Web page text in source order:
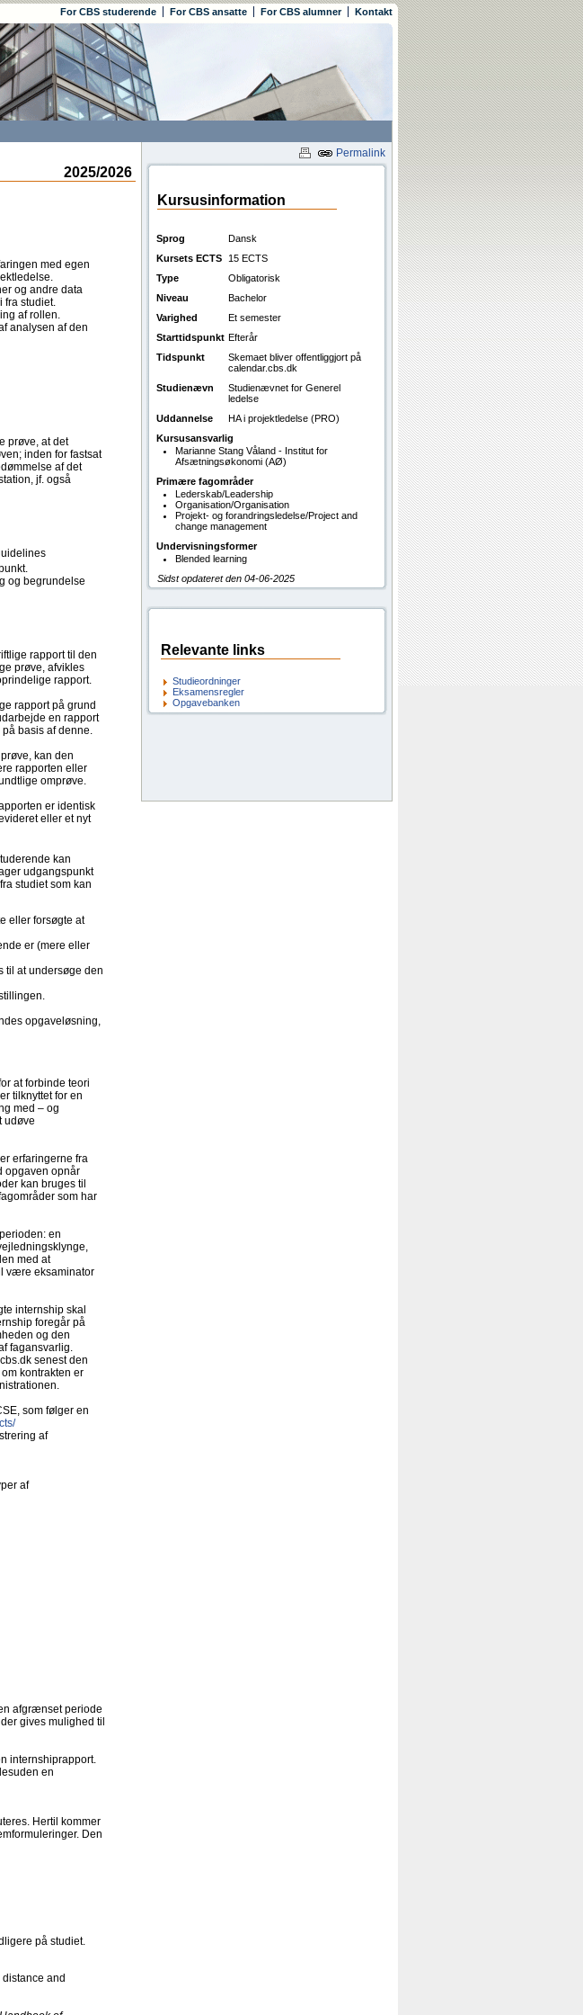
For CBS studerende For CBS ansatte For CBS alumner Kontakt
Permalink
2025/2026
med egen
og andre data
fra studiet.
af rollen.
analysen af den
prøve, at det
inden for fastsat
af det
jf. også
og begrundelse
rapport til den
prøve, afvikles
rapport.
rapport på grund
en rapport
basis af denne.
kan den
rapporten eller
omprøve.
er identisk
eller et nyt
kan
udgangspunkt
studiet som kan
eller forsøgte at
er (mere eller
til at undersøge den
opgaveløsning,
at forbinde teori
tilknyttet for en
med – og
udøve
erfaringerne fra
opgaven opnår
kan bruges til
som har
en
med at
være eksaminator
internship skal
foregår på
og den
fagansvarlig.
senest den
kontrakten er
som følger en
af
af
afgrænset periode
gives mulighed til
internshiprapport.
en
Hertil kommer
Den
på studiet.
and
Kursusinformation
Sprog
Dansk
Kursets ECTS
15 ECTS
Type
Obligatorisk
Niveau
Bachelor
Varighed
Et semester
Starttidspunkt Efterår
Tidspunkt
Skemaet bliver offentliggjort på
calendar.cbs.dk
Studienævn
Studienævnet for Generel
ledelse
Uddannelse
HA i projektledelse (PRO)
Kursusansvarlig
Marianne Stang Våland - Institut for
Afsætningsøkonomi (AØ)
Primære fagområder
Lederskab/Leadership
Organisation/Organisation
Projekt- og forandringsledelse/Project and
change management
Undervisningsformer
Blended learning
Sidst opdateret den 04-06-2025
Relevante links
Studieordninger
Eksamensregler
Opgavebanken